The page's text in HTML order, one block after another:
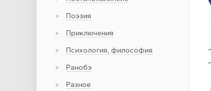
Поэзия
Приключения
Психология, философия
Ранобэ
Разное